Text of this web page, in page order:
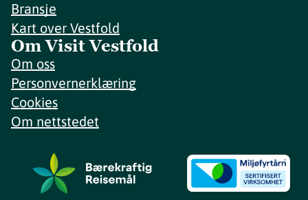
Bransje
Kart over Vestfold
Om Visit Vestfold
Om oss
Personvernerklæring
Cookies
Om nettstedet